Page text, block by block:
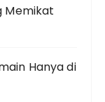
Memikat
Hanya di